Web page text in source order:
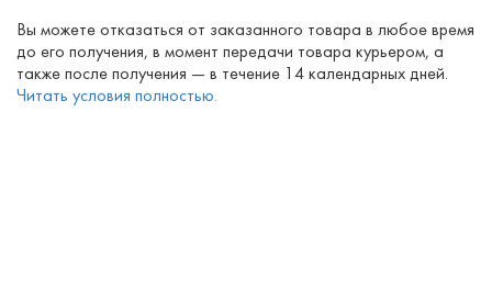
Вы можете отказаться от заказанного товара в любое время
до его получения, в момент передачи товара курьером, а
также после получения — в течение 14 календарных дней.
Читать условия полностью.